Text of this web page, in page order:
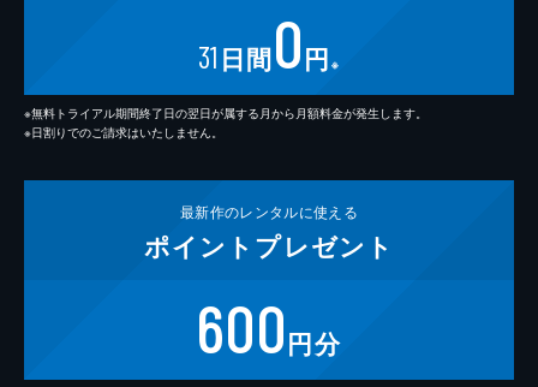
31 日間0円 ※
※無料トライアル期間終了日の翌日が属する月から月額料金が発生します。
※日割りでのご請求はいたしません。
最新作のレンタルに使える
ポイント プレゼント
600円分